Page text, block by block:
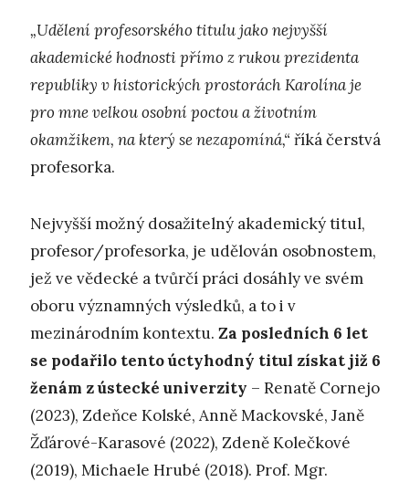
„Udělení profesorského titulu jako nejvyšší
akademické hodnosti přímo z rukou prezidenta
republiky v historických prostorách Karolína je
pro mne velkou osobní poctou a životním
okamžikem, na který se nezapomíná,“ říká čerstvá
profesorka.
Nejvyšší možný dosažitelný akademický titul,
profesor/profesorka, je udělován osobnostem,
jež ve vědecké a tvůrčí práci dosáhly ve svém
oboru významných výsledků, a to i v
mezinárodním kontextu. Za posledních 6 let
se podařilo tento úctyhodný titul získat již 6
ženám z ústecké univerzity – Renatě Cornejo
(2023), Zdeňce Kolské, Anně Mackovské, Janě
Žďárové-Karasové (2022), Zdeně Kolečkové
(2019), Michaele Hrubé (2018). Prof. Mgr.